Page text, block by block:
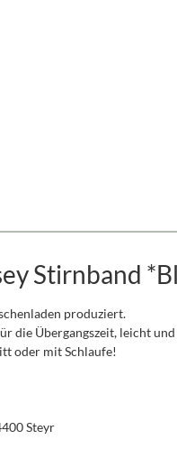
Stirnband
produziert.
die Übergangszeit, leicht
oder mit Schlaufe!
Steyr